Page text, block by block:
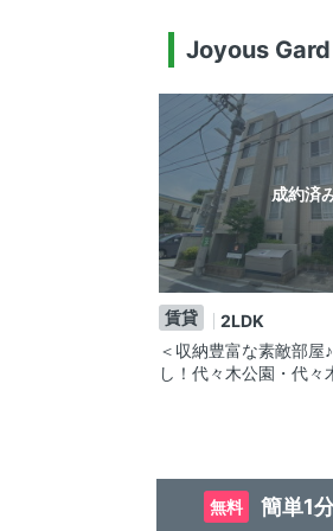
Joyous Gard
成約済
賃貸
2LDK
＜収納豊富な素敵部屋
し！代々木公園・代々
無料 簡単1